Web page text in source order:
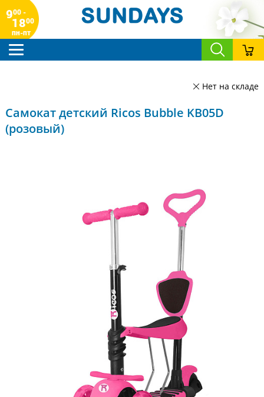
900 -
1800
пн-пт
Нет на складе
Самокат детский Ricos Bubble KB05D
(розовый)